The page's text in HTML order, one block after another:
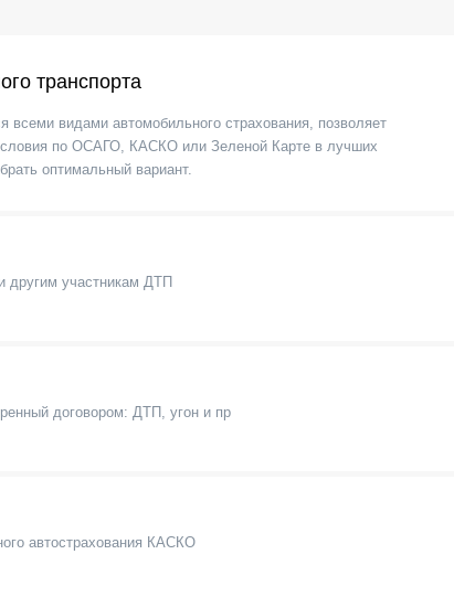
транспорта
видами автомобильного страхования, позволяет
по ОСАГО, КАСКО или Зеленой Карте в лучших
оптимальный вариант.
другим участникам ДТП
договором: ДТП, угон и пр
автострахования КАСКО